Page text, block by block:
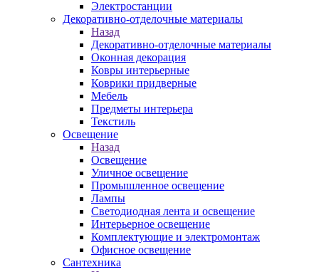
Электростанции
Декоративно-отделочные материалы
Назад
Декоративно-отделочные материалы
Оконная декорация
Ковры интерьерные
Коврики придверные
Мебель
Предметы интерьера
Текстиль
Освещение
Назад
Освещение
Уличное освещение
Промышленное освещение
Лампы
Светодиодная лента и освещение
Интерьерное освещение
Комплектующие и электромонтаж
Офисное освещение
Сантехника